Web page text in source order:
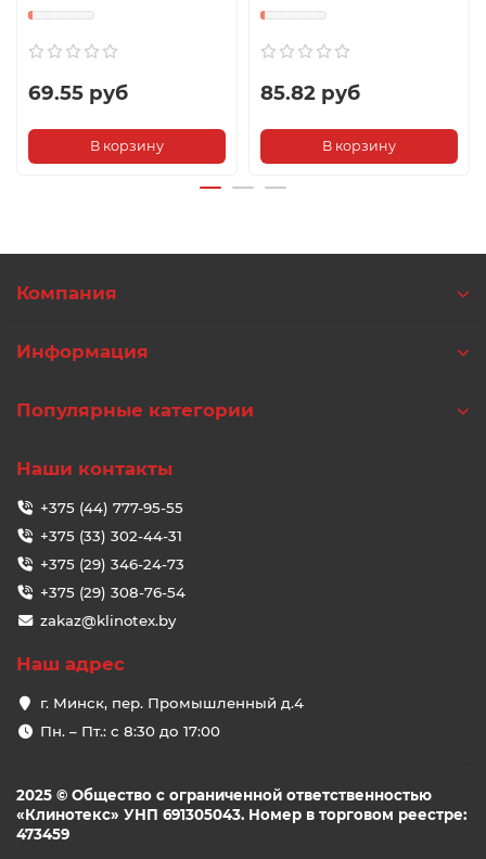
69.55 руб
В корзину
85.82 руб
В корзину
Компания
Информация
Популярные категории
Наши контакты
+375 (44) 777-95-55
+375 (33) 302-44-31
+375 (29) 346-24-73
+375 (29) 308-76-54
zakaz@klinotex.by
Наш адрес
г. Минск, пер. Промышленный д.4
Пн. – Пт.: с 8:30 до 17:00
2025 © Общество с ограниченной ответственностью
«Клинотекс» УНП 691305043. Номер в торговом реестре:
473459